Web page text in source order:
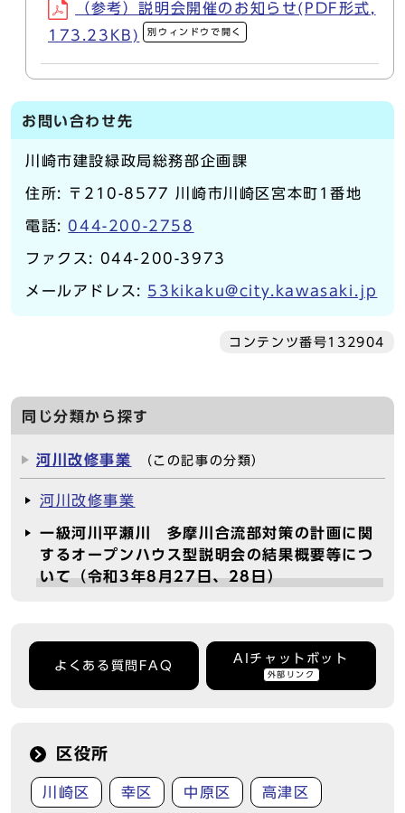
（参考）説明会開催のお知らせ(PDF形式,
173.23KB)
別ウィンドウで開く
お問い合わせ先
川崎市建設緑政局総務部企画課
住所: 〒210-8577 川崎市川崎区宮本町1番地
電話: 044-200-2758
ファクス: 044-200-3973
メールアドレス: 53kikaku@city.kawasaki.jp
コンテンツ番号132904
同じ分類から探す
河川改修事業 （この記事の分類）
河川改修事業
一級河川平瀬川 多摩川合流部対策の計画に関
するオープンハウス型説明会の結果概要等につ
いて（令和3年8月27日、28日）
よくある質問FAQ
AIチャットボット
外部リンク
区役所
川崎区 幸区 中原区 高津区